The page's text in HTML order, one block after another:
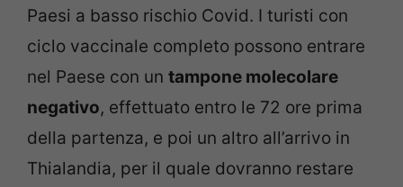
Paesi a basso rischio Covid. I turisti con
ciclo vaccinale completo possono entrare
nel Paese con un tampone molecolare
negativo, effettuato entro le 72 ore prima
della partenza, e poi un altro all’arrivo in
Thialandia, per il quale dovranno restare